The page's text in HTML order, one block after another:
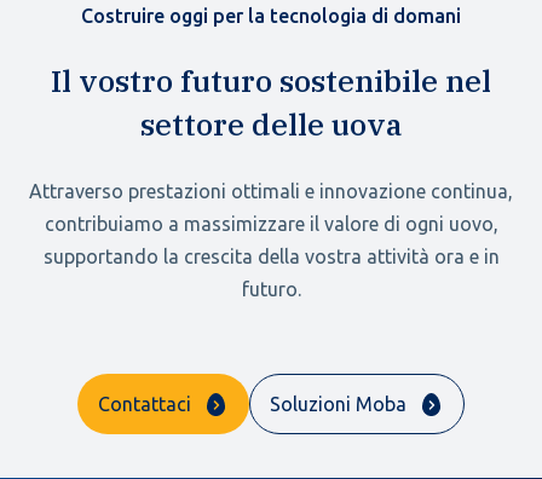
Costruire oggi per la tecnologia di domani
Il vostro futuro sostenibile nel
settore delle uova
Attraverso prestazioni ottimali e innovazione continua,
contribuiamo a massimizzare il valore di ogni uovo,
supportando la crescita della vostra attività ora e in
futuro.
Contattaci Soluzioni Moba